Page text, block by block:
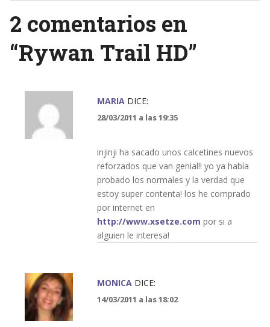
2 comentarios en
“Rywan Trail HD”
MARIA DICE:
28/03/2011 a las 19:35
injinji ha sacado unos calcetines nuevos
reforzados que van genial!! yo ya había
probado los normales y la verdad que
estoy super contenta! los he comprado
por internet en
http://www.xsetze.com por si a
alguien le interesa!
MONICA DICE:
14/03/2011 a las 18:02